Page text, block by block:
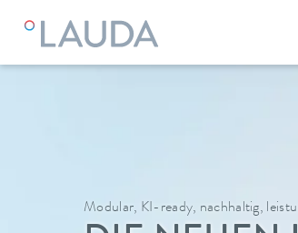
Modular, KI-ready, nachhaltig,